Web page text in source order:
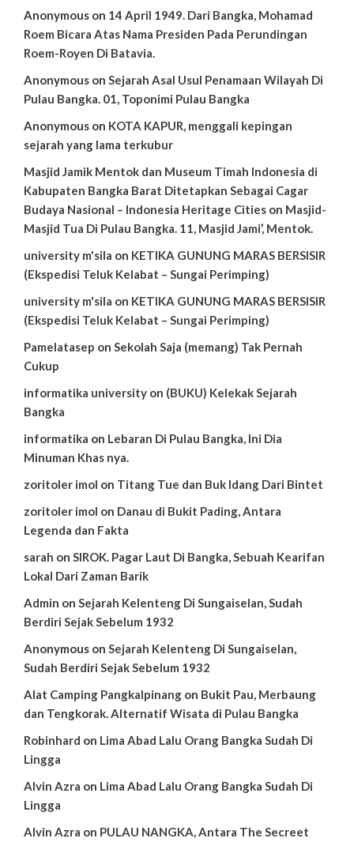
Anonymous on 14 April 1949. Dari Bangka, Mohamad
Roem Bicara Atas Nama Presiden Pada Perundingan
Roem-Royen Di Batavia.
Anonymous on Sejarah Asal Usul Penamaan Wilayah Di
Pulau Bangka. 01, Toponimi Pulau Bangka
Anonymous on KOTA KAPUR, menggali kepingan
sejarah yang lama terkubur
Masjid Jamik Mentok dan Museum Timah Indonesia di
Kabupaten Bangka Barat Ditetapkan Sebagai Cagar
Budaya Nasional – Indonesia Heritage Cities on Masjid-
Masjid Tua Di Pulau Bangka. 11, Masjid Jami’, Mentok.
university m'sila on KETIKA GUNUNG MARAS BERSISIR
(Ekspedisi Teluk Kelabat – Sungai Perimping)
university m'sila on KETIKA GUNUNG MARAS BERSISIR
(Ekspedisi Teluk Kelabat – Sungai Perimping)
Pamelatasep on Sekolah Saja (memang) Tak Pernah
Cukup
informatika university on (BUKU) Kelekak Sejarah
Bangka
informatika on Lebaran Di Pulau Bangka, Ini Dia
Minuman Khas nya.
zoritoler imol on Titang Tue dan Buk Idang Dari Bintet
zoritoler imol on Danau di Bukit Pading, Antara
Legenda dan Fakta
sarah on SIROK. Pagar Laut Di Bangka, Sebuah Kearifan
Lokal Dari Zaman Barik
Admin on Sejarah Kelenteng Di Sungaiselan, Sudah
Berdiri Sejak Sebelum 1932
Anonymous on Sejarah Kelenteng Di Sungaiselan,
Sudah Berdiri Sejak Sebelum 1932
Alat Camping Pangkalpinang on Bukit Pau, Merbaung
dan Tengkorak. Alternatif Wisata di Pulau Bangka
Robinhard on Lima Abad Lalu Orang Bangka Sudah Di
Lingga
Alvin Azra on Lima Abad Lalu Orang Bangka Sudah Di
Lingga
Alvin Azra on PULAU NANGKA, Antara The Secreet